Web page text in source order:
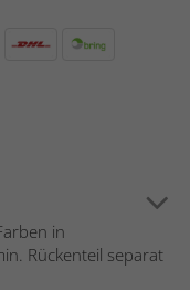
in
Rückenteil separat